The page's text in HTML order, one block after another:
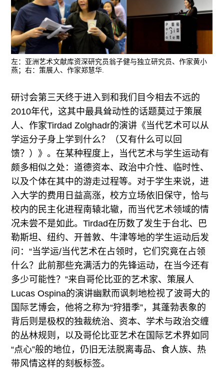
左：亚洲艺术文献库资深研究员翁子健与独立研究员、作家黄小
燕；右：策展人、作家郑慧华.
研讨会第三天终于进入到和我们目今相去不远的
2010年代，这其中最具耸动性的话题莫过于策展
人、作家Tirdad Zolghadr的演讲《当代艺术可以从
学运分子身上学到什么？（又有什么可以回
馈？）》。在某种程度上，当代艺术与学生运动有
颇多相似之处：道德资本、政治中介性、临时性、
以及个体在其中的游走过程等。对于学生来说，进
入大学的费用日益高涨，校方立场依旧保守，恰与
校内的民主化进程南辕北辙，而当代艺术领域的情
况未尝不是如此。Tirdad在历数了发生于台北、巴
勒斯坦、纽约、开普敦、牛津等地的学生运动后发
问：“当学运/当代艺术在占领时，它们究竟在占领
什么？此前那些充满活力的先锋运动，在当今还有
多少可能性？”来自哥伦比亚的艺术家、策展人
Lucas Ospina的演讲幽默而讽刺地检视了波哥大的
国际艺博会，他将之称为“狩猎季”，其蓬勃表象的
背后则是极权的独裁统治、资本、学术与政治交缠
的丛林规则，以及哥伦比亚艺术在国际艺术界如同
“点心”般的地位，仍旧无法脱离毒品、食人族、热
带风情这样的刻板标签。